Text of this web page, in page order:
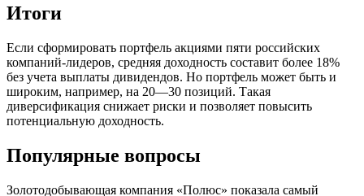
Итоги
Если сформировать портфель акциями пяти российских
компаний-лидеров, средняя доходность составит более 18%
без учета выплаты дивидендов. Но портфель может быть и
широким, например, на 20—30 позиций. Такая
диверсификация снижает риски и позволяет повысить
потенциальную доходность.
Популярные вопросы
Золотодобывающая компания «Полюс» показала самый